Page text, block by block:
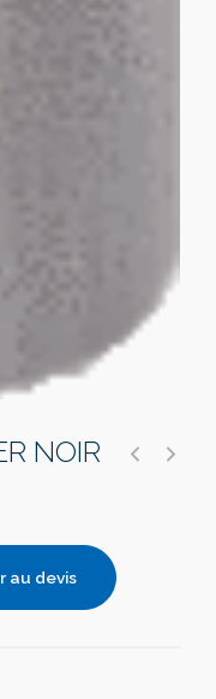
NOIR
au devis